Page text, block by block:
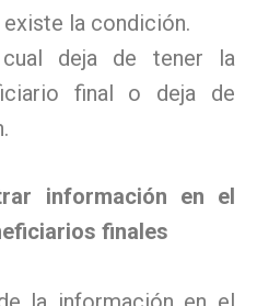
la condición.
deja de tener la
final o deja de
información en el
finales